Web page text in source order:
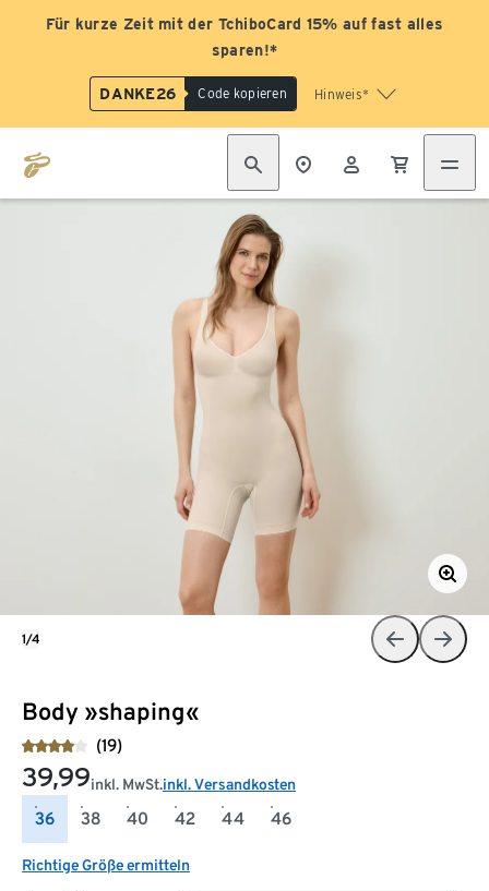
Für kurze Zeit mit der TchiboCard 15% auf fast alles
sparen!*
DANKE26 Code kopieren Hinweis*
Body »shaping«
(19)
39,99inkl. MwSt.inkl. Versandkosten
36 38 40 42 44 46
Richtige Größe ermitteln
1/4